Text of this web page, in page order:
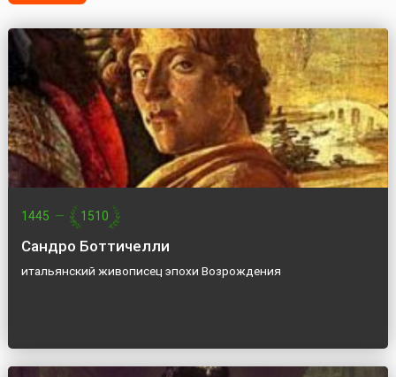
1445 — 1510
Сандро Боттичелли
итальянский живописец эпохи Возрождения